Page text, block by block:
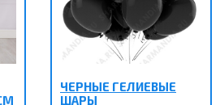
ЧЕРНЫЕ ГЕЛИЕВЫЕ
ШАРЫ